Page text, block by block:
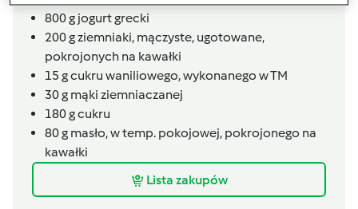
800g jogurt grecki
200gziemniaki, mączyste, ugotowane,
pokrojonych na kawałki
15 gcukru waniliowego, wykonanego w TM
30g mąki ziemniaczanej
180gcukru
80g masło,w temp. pokojowej, pokrojonego na
kawałki
Lista zakupów